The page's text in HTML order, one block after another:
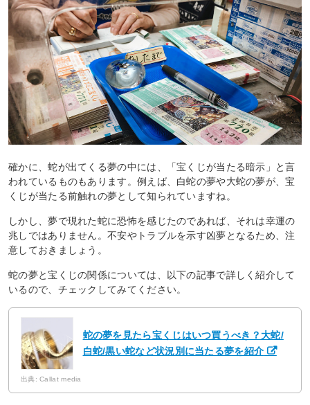
確かに、蛇が出てくる夢の中には、「宝くじが当たる暗示」と言
われているものもあります。例えば、白蛇の夢や大蛇の夢が、宝
くじが当たる前触れの夢として知られていますね。
しかし、夢で現れた蛇に恐怖を感じたのであれば、それは幸運の
兆しではありません。不安やトラブルを示す凶夢となるため、注
意しておきましょう。
蛇の夢と宝くじの関係については、以下の記事で詳しく紹介して
いるので、チェックしてみてください。
蛇の夢を見たら宝くじはいつ買うべき？大蛇/
白蛇/黒い蛇など状況別に当たる夢を紹介
出典: Callat media